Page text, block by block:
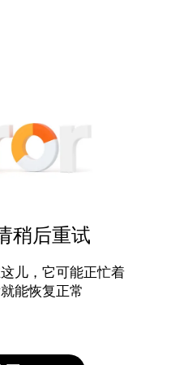
稍后重试
儿，它可能正忙着
能恢复正常